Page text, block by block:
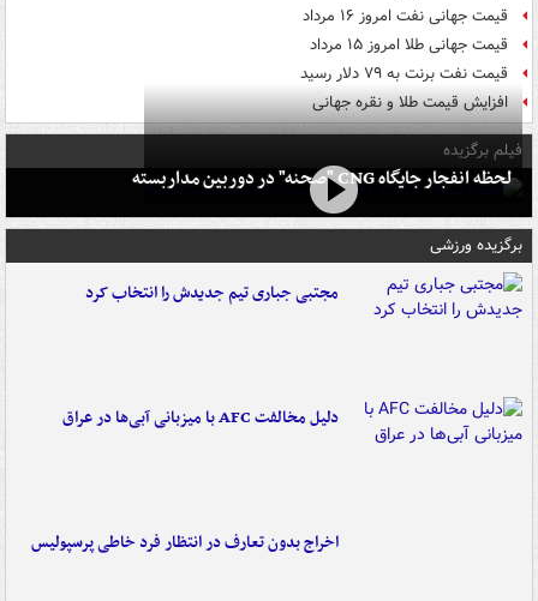
قیمت جهانی نفت امروز ۱۶ مرداد
قیمت جهانی طلا امروز ۱۵ مرداد
قیمت نفت برنت به ۷۹ دلار رسید
افزایش قیمت طلا و نقره جهانی
فیلم برگزیده
لحظه انفجار جایگاه CNG "صحنه" در دوربین مداربسته
برگزیده ورزشی
مجتبی جباری تیم جدیدش را انتخاب کرد
دلیل مخالفت AFC با میزبانی آبی‌ها در عراق
اخراج بدون تعارف در انتظار فرد خاطی پرسپولیس